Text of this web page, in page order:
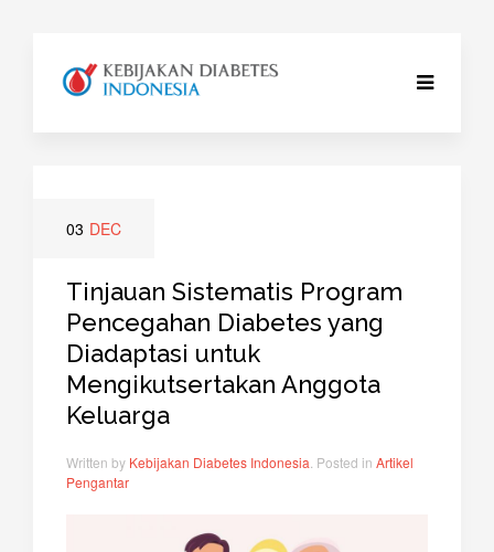
03 DEC
Tinjauan Sistematis Program
Pencegahan Diabetes yang
Diadaptasi untuk
Mengikutsertakan Anggota
Keluarga
Written by Kebijakan Diabetes Indonesia . Posted in Artikel
Pengantar